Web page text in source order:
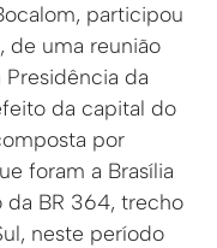
participou
de uma reunião
da
da capital do
por
foram a Brasília
da BR 364, trecho
neste período